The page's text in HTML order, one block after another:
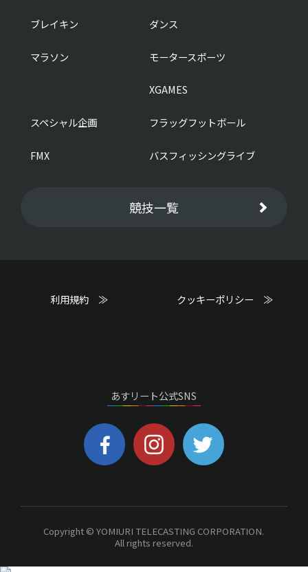
ブレイキン ダンス
マラソン モータースポーツ
XGAMES
スペシャル企画 フラッグフットボール
FMX バスフィッシングライブ
競技一覧
利用規約 ≫ クッキーポリシー ≫
あすリート公式SNS
Copyright © YOMIURI TELECASTING CORPORATION.
All rights reserved.